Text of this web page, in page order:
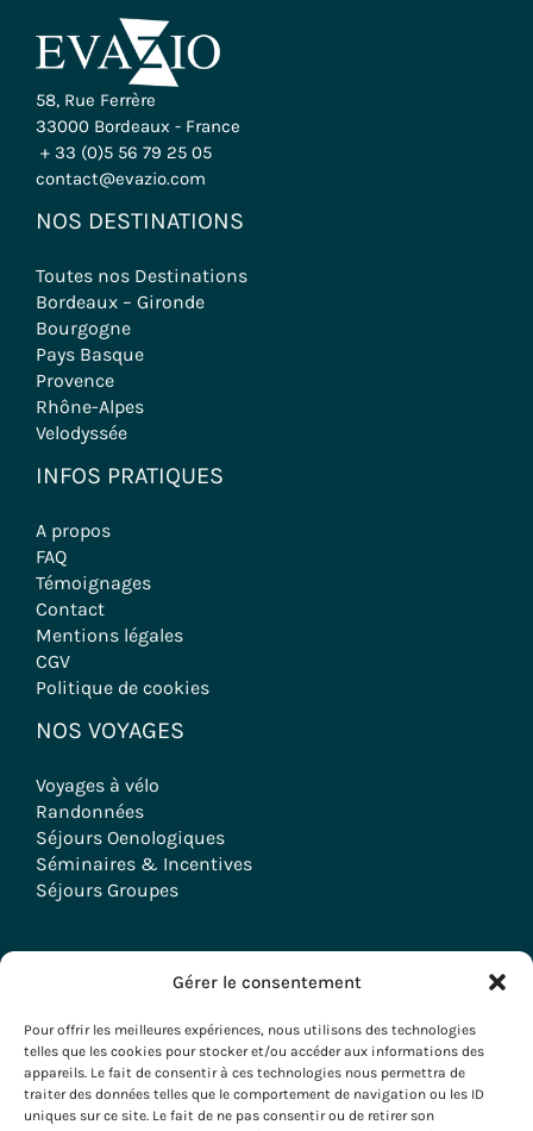
Gérer le consentement
Pour offrir les meilleures expériences, nous utilisons des technologies
telles que les cookies pour stocker et/ou accéder aux informations des
appareils. Le fait de consentir à ces technologies nous permettra de
traiter des données telles que le comportement de navigation ou les ID
uniques sur ce site. Le fait de ne pas consentir ou de retirer son
58, Rue Ferrère
33000 Bordeaux - France
+ 33 (0)5 56 79 25 05
contact@evazio.com
NOS DESTINATIONS
Toutes nos Destinations
Bordeaux – Gironde
Bourgogne
Pays Basque
Provence
Rhône-Alpes
Velodyssée
INFOS PRATIQUES
A propos
FAQ
Témoignages
Contact
Mentions légales
CGV
Politique de cookies
NOS VOYAGES
Voyages à vélo
Randonnées
Séjours Oenologiques
Séminaires & Incentives
Séjours Groupes